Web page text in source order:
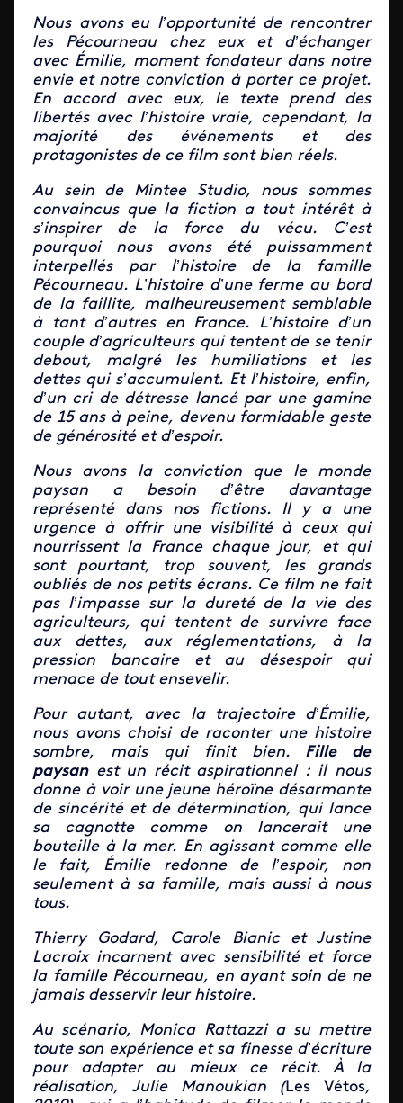
Nous avons eu l’opportunité de rencontrer
les Pécourneau chez eux et d’échanger
avec Émilie, moment fondateur dans notre
envie et notre conviction à porter ce projet.
En accord avec eux, le texte prend des
libertés avec l’histoire vraie, cependant, la
majorité des événements et des
protagonistes de ce film sont bien réels.
Au sein de Mintee Studio, nous sommes
convaincus que la fiction a tout intérêt à
s’inspirer de la force du vécu. C’est
pourquoi nous avons été puissamment
interpellés par l’histoire de la famille
Pécourneau. L’histoire d’une ferme au bord
de la faillite, malheureusement semblable
à tant d’autres en France. L’histoire d’un
couple d’agriculteurs qui tentent de se tenir
debout, malgré les humiliations et les
dettes qui s’accumulent. Et l’histoire, enfin,
d’un cri de détresse lancé par une gamine
de 15 ans à peine, devenu formidable geste
de générosité et d’espoir.
Nous avons la conviction que le monde
paysan a besoin d’être davantage
représenté dans nos fictions. Il y a une
urgence à offrir une visibilité à ceux qui
nourrissent la France chaque jour, et qui
sont pourtant, trop souvent, les grands
oubliés de nos petits écrans. Ce film ne fait
pas l’impasse sur la dureté de la vie des
agriculteurs, qui tentent de survivre face
aux dettes, aux réglementations, à la
pression bancaire et au désespoir qui
menace de tout ensevelir.
Pour autant, avec la trajectoire d’Émilie,
nous avons choisi de raconter une histoire
sombre, mais qui finit bien. Fille de
paysanest un récit aspirationnel : il nous
donne à voir une jeune héroïne désarmante
de sincérité et de détermination, qui lance
sa cagnotte comme on lancerait une
bouteille à la mer. En agissant comme elle
le fait, Émilie redonne de l’espoir, non
seulement à sa famille, mais aussi à nous
tous.
Thierry Godard, Carole Bianic et Justine
Lacroix incarnent avec sensibilité et force
la famille Pécourneau, en ayant soin de ne
jamais desservir leur histoire.
Au scénario, Monica Rattazzi a su mettre
toute son expérience et sa finesse d’écriture
pour adapter au mieux ce récit. À la
réalisation, Julie Manoukian (Les Vétos,